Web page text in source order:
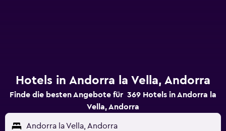
Hotels in Andorra la Vella, Andorra
Finde die besten Angebote für 369 Hotels in Andorra la
Vella, Andorra
Andorra la Vella, Andorra